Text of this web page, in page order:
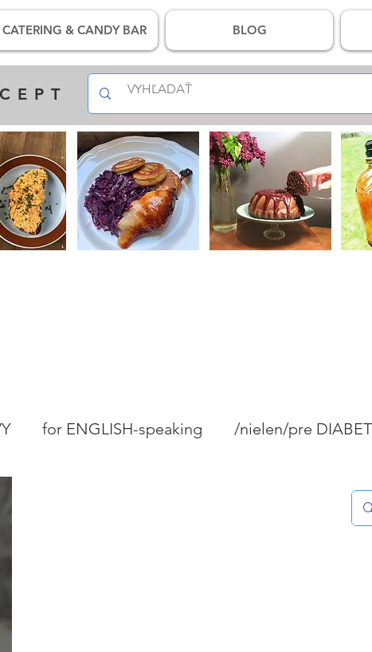
CATERING & CANDY BAR BLOG
for ENGLISH-speaking /nielen/pre
MÄSO/RYBY/MORSKÉ
CESTOVANIE